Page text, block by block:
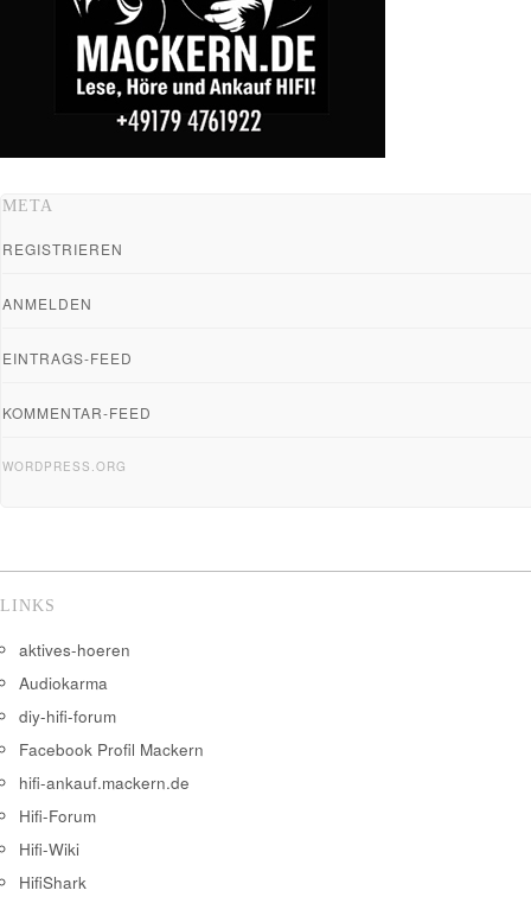
META
REGISTRIEREN
ANMELDEN
EINTRAGS-FEED
KOMMENTAR-FEED
WORDPRESS.ORG
LINKS
aktives-hoeren
Audiokarma
diy-hifi-forum
Facebook Profil Mackern
hifi-ankauf.mackern.de
Hifi-Forum
Hifi-Wiki
HifiShark